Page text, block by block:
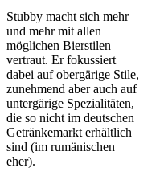
Stubby macht sich mehr
und mehr mit allen
möglichen Bierstilen
vertraut. Er fokussiert
dabei auf obergärige Stile,
zunehmend aber auch auf
untergärige Spezialitäten,
die so nicht im deutschen
Getränkemarkt erhältlich
sind (im rumänischen
eher).